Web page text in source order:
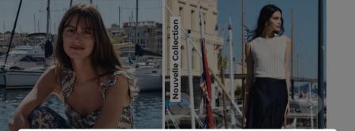
Nouvelle Collection
Previous Next